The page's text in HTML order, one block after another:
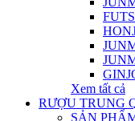
Xem tất cả
RƯỢU TRUNG
SẢN